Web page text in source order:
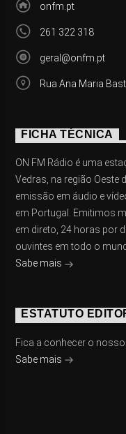
onfm.pt
261 322 318
geral@onfm.pt
Rua Ana Maria
FICHA TÉCNICA
ON FM Rádio é uma
Vedras, na região
emissão em áudio e
em Portugal. Emitimos
em direto, 24 horas por
ouvintes em todo o
Sabe mais
ESTATUTO
Fica a conhecer o
Sabe mais